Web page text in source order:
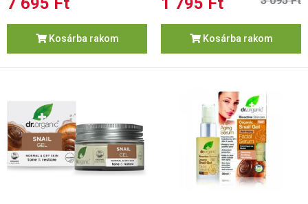
Kosárba rakom Kosárba rakom